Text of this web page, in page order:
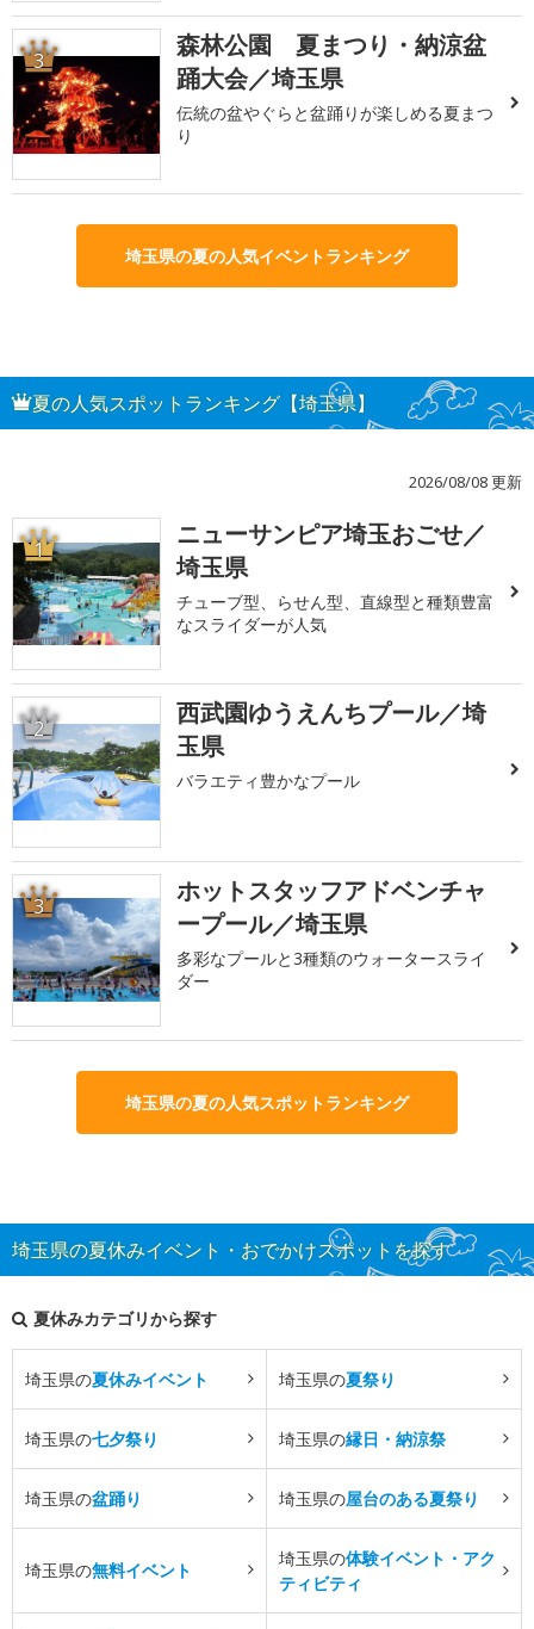
3
森林公園 夏まつり・納涼盆
踊大会／埼玉県
伝統の盆やぐらと盆踊りが楽しめる夏まつ
り
埼玉県の夏の人気イベントランキング
夏の人気スポットランキング【埼玉県】
2026/08/08 更新
1
ニューサンピア埼玉おごせ／
埼玉県
チューブ型、らせん型、直線型と種類豊富
なスライダーが人気
2
西武園ゆうえんちプール／埼
玉県
バラエティ豊かなプール
3
ホットスタッフアドベンチャ
ープール／埼玉県
多彩なプールと3種類のウォータースライ
ダー
埼玉県の夏の人気スポットランキング
埼玉県の夏休みイベント・おでかけスポットを探す
夏休みカテゴリから探す
埼玉県の夏休みイベント 埼玉県の夏祭り
埼玉県の七夕祭り 埼玉県の縁日・納涼祭
埼玉県の盆踊り 埼玉県の屋台のある夏祭り
埼玉県の無料イベント
埼玉県の体験イベント・アク
ティビティ